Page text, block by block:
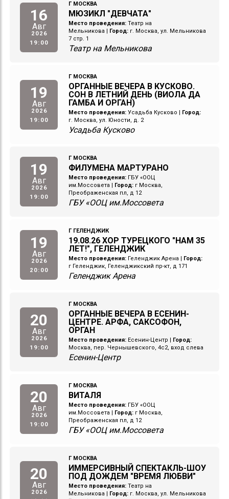
16
Авг
2026
19:00
Г МОСКВА
МЮЗИКЛ "ДЕВЧАТА"
Место проведения: Театр на
Мельникова
Город: г. Москва, ул. Мельникова
7 стр. 1
Театр на Мельникова
19
Авг
2026
19:00
Г МОСКВА
ОРГАННЫЕ ВЕЧЕРА В КУСКОВО.
СОН В ЛЕТНИЙ ДЕНЬ (ВИОЛА ДА
ГАМБА И ОРГАН)
Место проведения: Усадьба Кусково
Город:
г. Москва, ул. Юности, д. 2
Усадьба Кусково
19
Авг
2026
19:00
Г МОСКВА
ФИЛУМЕНА МАРТУРАНО
Место проведения: ГБУ «ООЦ
им.Моссовета
Город: г Москва,
Преображенская пл, д 12
ГБУ «ООЦ им.Моссовета
19
Авг
2026
20:00
Г ГЕЛЕНДЖИК
19.08.26 ХОР ТУРЕЦКОГО "НАМ 35
ЛЕТ!", ГЕЛЕНДЖИК
Место проведения: Геленджик Арена
Город:
г Геленджик, Геленджикский пр-кт, д 171
Геленджик Арена
20
Авг
2026
19:00
Г МОСКВА
ОРГАННЫЕ ВЕЧЕРА В ЕСЕНИН-
ЦЕНТРЕ. АРФА, САКСОФОН,
ОРГАН
Место проведения: Есенин-Центр
Город:
Москва, пер. Чернышевского, 4с2, вход слева
Есенин-Центр
20
Авг
2026
19:00
Г МОСКВА
ВИТАЛЯ
Место проведения: ГБУ «ООЦ
им.Моссовета
Город: г Москва,
Преображенская пл, д 12
ГБУ «ООЦ им.Моссовета
20
Авг
2026
Г МОСКВА
ИММЕРСИВНЫЙ СПЕКТАКЛЬ-ШОУ
ПОД ДОЖДЕМ "ВРЕМЯ ЛЮБВИ"
Место проведения: Театр на
Мельникова
Город: г. Москва, ул. Мельникова